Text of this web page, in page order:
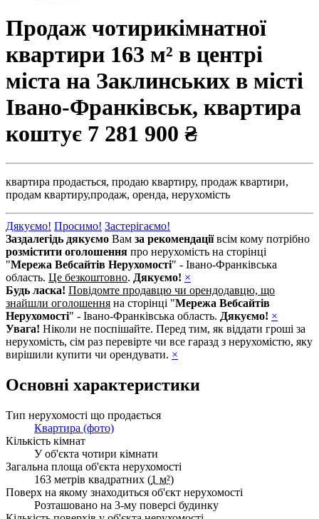
Продаж чотирикімнатної
квартири 163 м² в центрі
міста на Заклинських в місті
Івано-Франківськ, квартира
коштує 7 281 900 ₴
квартира продається, продаю квартиру, продаж квартири,
продам квартиру,продаж, оренда, нерухомість
Дякуємо! Просимо! Застерігаємо!
Заздалегідь дякуємо Вам за рекомендаціївсім кому потрібно
розмістити оголошення про нерухомість на сторінці
"Мережа Вебсайтів Нерухомості" - Івано-Франківська
область. Це безкоштовно. Дякуємо! ×
Будь ласка! Повідомте продавцю чи орендодавцю, що
знайшли оголошення на сторінці "Мережа Вебсайтів
Нерухомості" - Івано-Франківська область. Дякуємо! ×
Увага! Ніколи не поспішайте. Перед тим, як віддати гроші за
нерухомість, сім раз перевірте чи все гаразд з нерухомістю, яку
вирішили купити чи орендувати. ×
Основні характеристики
Тип нерухомості що продається
Квартира (фото)
Кількість кімнат
У об'єкта чотири кімнати
Загальна площа об'єкта нерухомості
163 метрів квадратних (1 м²)
Поверх на якому знаходиться об'єкт нерухомості
Розташовано на 3-му поверсі будинку